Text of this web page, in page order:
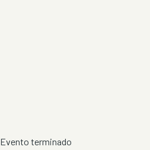
Evento terminado